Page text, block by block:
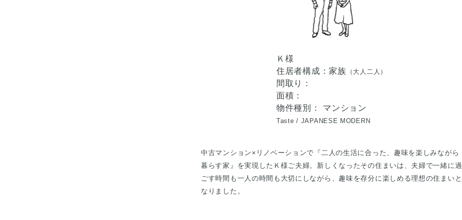
Ｋ様
住居者構成：家族 （大人二人）
間取り：
面積：
物件種別： マンション
Taste / JAPANESE MODERN
中古マンション×リノベーションで『二人の生活に合った、趣味を楽しみながら
暮らす家』を実現したＫ様ご夫婦。新しくなったその住まいは、夫婦で一緒に過
ごす時間も一人の時間も大切にしながら、趣味を存分に楽しめる理想の住まいと
なりました。